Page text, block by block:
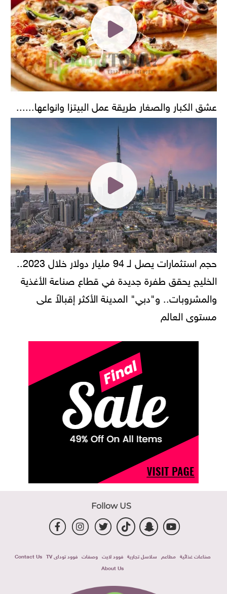
عشق الكبار والصغار طريقة عمل البيتزا وانواعها......
الخليج يحقق طفرة جديدة في قطاع صناعة الأغذية
والمشروبات.. و"دبي" المدينة الأكثر إقبالاً على
مستوى العالم
Follow US
صناعات غذائية مطاعم سلاسل تجارية فوود لايت وصفات فوود توداى TV
Contact Us
About Us